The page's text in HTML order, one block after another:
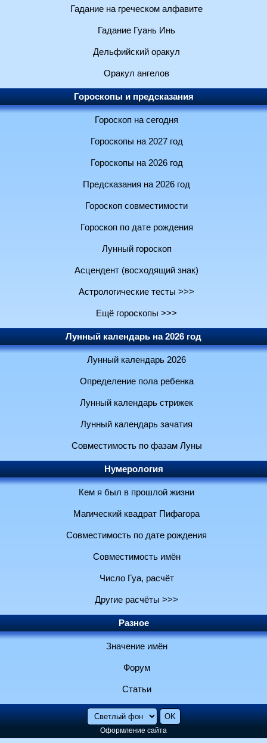
Гадание на греческом алфавите
Гадание Гуань Инь
Дельфийский оракул
Оракул ангелов
Гороскопы и предсказания
Гороскоп на сегодня
Гороскопы на 2027 год
Гороскопы на 2026 год
Предсказания на 2026 год
Гороскоп совместимости
Гороскоп по дате рождения
Лунный гороскоп
Асцендент (восходящий знак)
Астрологические тесты >>>
Ещё гороскопы >>>
Лунный календарь на 2026 год
Лунный календарь 2026
Определение пола ребенка
Лунный календарь стрижек
Лунный календарь зачатия
Совместимость по фазам Луны
Нумерология
Кем я был в прошлой жизни
Магический квадрат Пифагора
Совместимость по дате рождения
Совместимость имён
Число Гуа, расчёт
Другие расчёты >>>
Разное
Значение имён
Форум
Статьи
Оформление сайта